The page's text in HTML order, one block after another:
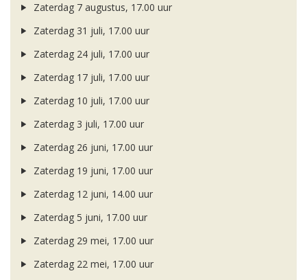
Zaterdag 7 augustus, 17.00 uur
Zaterdag 31 juli, 17.00 uur
Zaterdag 24 juli, 17.00 uur
Zaterdag 17 juli, 17.00 uur
Zaterdag 10 juli, 17.00 uur
Zaterdag 3 juli, 17.00 uur
Zaterdag 26 juni, 17.00 uur
Zaterdag 19 juni, 17.00 uur
Zaterdag 12 juni, 14.00 uur
Zaterdag 5 juni, 17.00 uur
Zaterdag 29 mei, 17.00 uur
Zaterdag 22 mei, 17.00 uur